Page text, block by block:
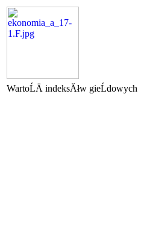
WartoĹÄ indeksĂłw gieĹdowych